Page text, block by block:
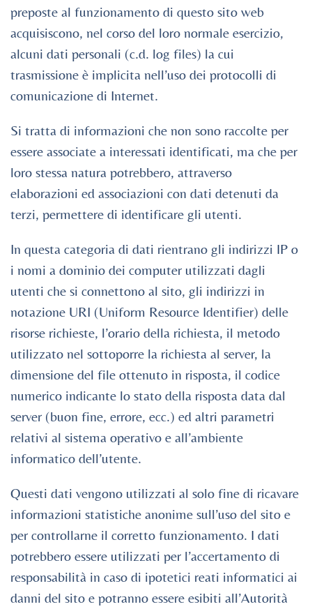
preposte al funzionamento di questo sito web
acquisiscono, nel corso del loro normale esercizio,
alcuni dati personali (c.d. log files) la cui
trasmissione è implicita nell’uso dei protocolli di
comunicazione di Internet.
Si tratta di informazioni che non sono raccolte per
essere associate a interessati identificati, ma che per
loro stessa natura potrebbero, attraverso
elaborazioni ed associazioni con dati detenuti da
terzi, permettere di identificare gli utenti.
In questa categoria di dati rientrano gli indirizzi IP o
i nomi a dominio dei computer utilizzati dagli
utenti che si connettono al sito, gli indirizzi in
notazione URI (Uniform Resource Identifier) delle
risorse richieste, l’orario della richiesta, il metodo
utilizzato nel sottoporre la richiesta al server, la
dimensione del file ottenuto in risposta, il codice
numerico indicante lo stato della risposta data dal
server (buon fine, errore, ecc.) ed altri parametri
relativi al sistema operativo e all’ambiente
informatico dell’utente.
Questi dati vengono utilizzati al solo fine di ricavare
informazioni statistiche anonime sull’uso del sito e
per controllarne il corretto funzionamento. I dati
potrebbero essere utilizzati per l’accertamento di
responsabilità in caso di ipotetici reati informatici ai
danni del sito e potranno essere esibiti all’Autorità